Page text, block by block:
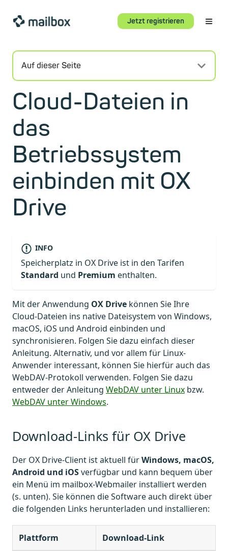
Jetzt registrieren
Auf dieser Seite
Cloud-Dateien in
das
Betriebssystem
einbinden mit OX
Drive
INFO
Speicherplatz in OX Drive ist in den Tarifen
Standard und Premium enthalten.
Mit der Anwendung OX Drive können Sie Ihre
Cloud-Dateien ins native Dateisystem von Windows,
macOS, iOS und Android einbinden und
synchronisieren. Folgen Sie dazu einfach dieser
Anleitung. Alternativ, und vor allem für Linux-
Anwender interessant, können Sie hierfür auch das
WebDAV-Protokoll verwenden. Folgen Sie dazu
entweder der Anleitung WebDAV unter Linux bzw.
WebDAV unter Windows.
Download-Links für OX Drive
Der OX Drive-Client ist aktuell fürWindows, macOS,
Android und iOSverfügbar und kann bequem über
ein Menü im mailbox-Webmailer installiert werden
(s. unten). Sie können die Software auch direkt über
die folgenden Links herunterladen und installieren:
Plattform Download-Link